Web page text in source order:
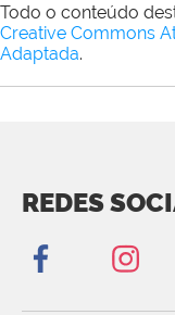
Todo o conteúdo
Creative Commons
Adaptada.
REDES